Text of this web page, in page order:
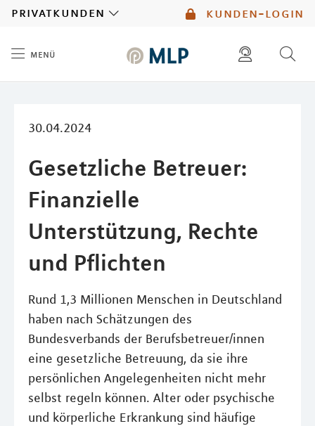
kunden-login
privatkunden
menü
30.04.2024
Gesetzliche Betreuer:
Finanzielle
Unterstützung, Rechte
und Pflichten
Rund 1,3 Millionen Menschen in Deutschland
haben nach Schätzungen des
Bundesverbands der Berufsbetreuer/innen
eine gesetzliche Betreuung, da sie ihre
persönlichen Angelegenheiten nicht mehr
selbst regeln können. Alter oder psychische
und körperliche Erkrankung sind häufige